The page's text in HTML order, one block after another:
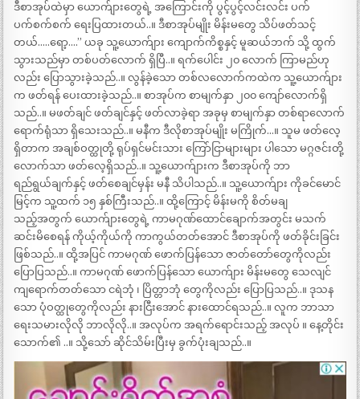
ဒီစာအုပ်ထဲမှာ ယောက်ျားတွေရဲ့ အကြောင်းကို ပွင့်ပွင့်လင်းလင်း ပက်
ပက်စက်စက် ရေးပြထားတယ်..။ ဒီစာအုပ်မျိုး မိန်းမတွေ သိပ်ဖတ်သင့်
တယ်…..ရော့….” ယခု သူ့ယောက်ျား ကျောက်ကိစ္စနှင့် မူဆယ်ဘက် သို့ ထွက်
သွားသည်မှာ တစ်ပတ်လောက် ရှိပြီ..။ ရက်ပေါင်း ၂၀ လောက် ကြာမည်ဟု
လည်း ပြောသွားခဲ့သည်..။ လွန်ခဲ့သော တစ်လလောက်ကထဲက သူ့ယောက်ျား
က ဖတ်ရန် ပေးထားခဲ့သည်..။ စာအုပ်က စာမျက်နှာ ၂၀၀ ကျော်လောက်ရှိ
သည်..။ မဖတ်ချင် ဖတ်ချင်နှင့် ဖတ်လာခဲ့ရာ အခုမှ စာမျက်နှာ တစ်ရာလောက်
ရောက်ရုံသာ ရှိသေးသည်..။ မနီက ဒီလိုစာအုပ်မျိုး မကြိုက်…။ သူမ ဖတ်လေ့
ရှိတာက အချစ်ဝတ္ထုတို့ ရုပ်ရှင်မင်းသား ကြော်ငြာများများ ပါသော မဂ္ဂဇင်းတို့
လောက်သာ ဖတ်လေ့ရှိသည်..။ သူ့ယောက်ျားက ဒီစာအုပ်ကို ဘာ
ရည်ရွယ်ချက်နှင့် ဖတ်စေချင်မှန်း မနီ သိပါသည်..။ သူ့ယောက်ျား ကိုခင်မောင်
မြင့်က သူ့ထက် ၁၅ နှစ်ကြီးသည်..။ ထို့ကြောင့် မိန်းမကို စိတ်မချ
သည့်အတွက် ယောက်ျားတွေရဲ့ ကာမဂုဏ်ထောင်ချောက်အတွင်း မသက်
ဆင်းမိစေရန် ကိုယ့်ကိုယ်ကို ကာကွယ်တတ်အောင် ဒီစာအုပ်ကို ဖတ်ခိုင်းခြင်း
ဖြစ်သည်..။ ထို့အပြင် ကာမဂုဏ် ဖောက်ပြန်သော ဇာတ်တော်တွေကိုလည်း
ပြောပြသည်..။ ကာမဂုဏ် ဖောက်ပြန်သော ယောက်ျား မိန်းမတွေ သေလျင်
ကျရောက်တတ်သော ငရဲဘုံ ၊ ပြိတ္တာဘုံ တွေကိုလည်း ပြောပြသည်..။ ဒုသန
သော ပုံဝတ္ထုတွေကိုလည်း နားငြီးအောင် နားထောင်ရသည်..။ လူက ဘာသာ
ရေးသမားလိုလို ဘာလိုလို..။ အလုပ်က အရက်ရောင်းသည့် အလုပ် ။ နေ့တိုင်း
သောက်၏ ..။ သို့သော် ဆိုင်သိမ်းပြီးမှ ခွက်ပုံးချသည်..။